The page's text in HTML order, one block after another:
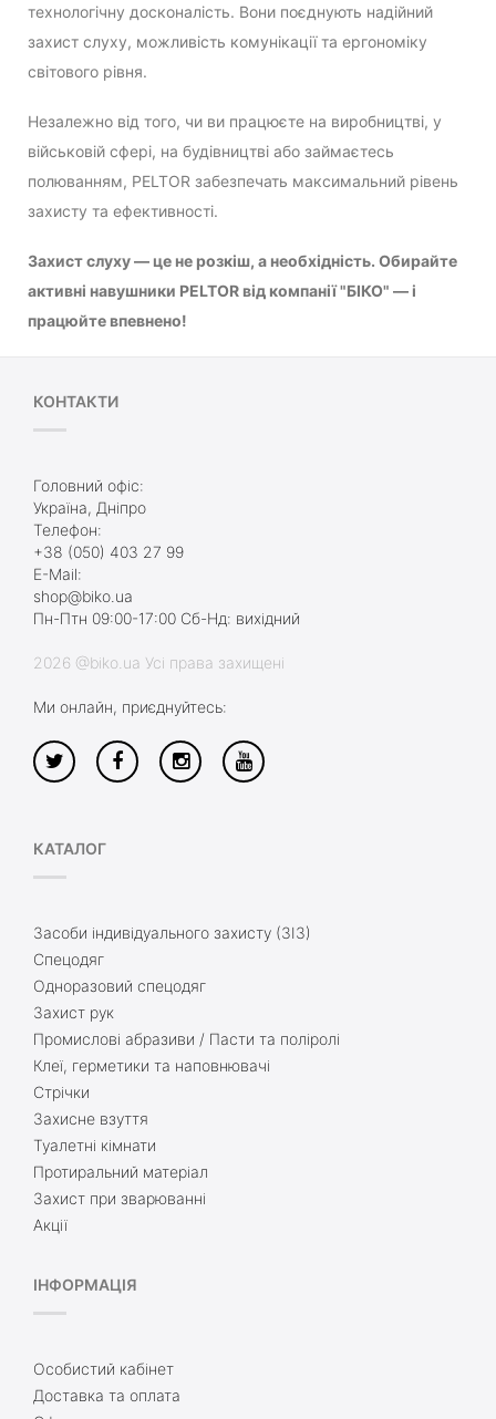
технологічну досконалість. Вони поєднують надійний
захист слуху, можливість комунікації та ергономіку
світового рівня.
Незалежно від того, чи ви працюєте на виробництві, у
військовій сфері, на будівництві або займаєтесь
полюванням, PELTOR забезпечать максимальний рівень
захисту та ефективності.
Захист слуху — це не розкіш, а необхідність. Обирайте
активні навушники PELTOR від компанії "БІКО" — і
працюйте впевнено!
КОНТАКТИ
Головний офіс:
Україна, Дніпро
Телефон:
+38 (050) 403 27 99
E-Mail:
shop@biko.ua
Пн-Птн 09:00-17:00 Сб-Нд: вихідний
2026 @biko.ua Усі права захищені
Ми онлайн, приєднуйтесь:
КАТАЛОГ
Засоби індивідуального захисту (ЗІЗ)
Спецодяг
Одноразовий спецодяг
Захист рук
Промислові абразиви / Пасти та поліролі
Клеї, герметики та наповнювачі
Стрічки
Захисне взуття
Туалетні кімнати
Протиральний матеріал
Захист при зварюванні
Акції
ІНФОРМАЦІЯ
Особистий кабінет
Доставка та оплата